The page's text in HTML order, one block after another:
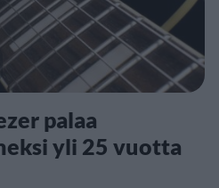
palaa
yli 25 vuotta